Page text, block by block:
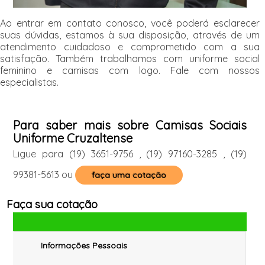
Ao entrar em contato conosco, você poderá esclarecer
suas dúvidas, estamos à sua disposição, através de um
atendimento cuidadoso e comprometido com a sua
satisfação. Também trabalhamos com uniforme social
feminino e camisas com logo. Fale com nossos
especialistas.
Para saber mais sobre Camisas Sociais
Uniforme Cruzaltense
Ligue para (19) 3651-9756 , (19) 97160-3285 , (19)
99381-5613 ou faça uma cotação
Faça sua cotação
Informações Pessoais